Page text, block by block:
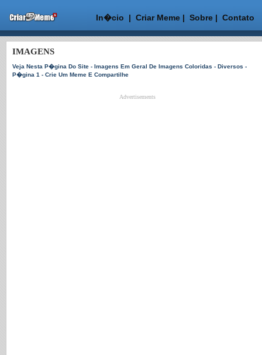
In�cio | Criar Meme| Sobre| Contato
IMAGENS
Veja Nesta P�gina Do Site - Imagens Em Geral De Imagens Coloridas - Diversos -
P�gina 1 - Crie Um Meme E Compartilhe
Advertisements